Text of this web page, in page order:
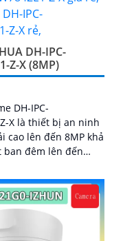
DH-IPC-
Z-X (8MP)
DH-IPC-
Z-X là thiết bị an ninh
cao lên đến 8MP khả
ban đêm lên đến
camera mang
giám sát toàn diện.
năng AI thông
diện khuôn mặt và
nâng cao hiệu quả